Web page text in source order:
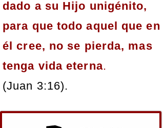
dado a su Hijo unigénito,
para que todo aquel que en
él cree, no se pierda, mas
tenga vida eterna.
(Juan 3:16).